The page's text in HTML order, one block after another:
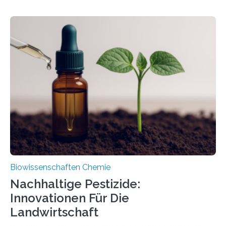
Region Kachin in Myanmar und hat sich in
ausgezeichnetem Zustand erhalten. Es konnte als neue
Art einer neuen Gattung beschrieben werden und trägt
nun den Namen Cretosabethes primaevus. Dieser erste
fossile Nachweis einer Stechmückenlarve in Bernstein
stellt gleichzeitig den ersten Fossilfund einer
Mückenlarve aus dem Mesozoikum dar, denn…
Biowissenschaften Chemie
Nachhaltige Pestizide:
Innovationen Für Die
Landwirtschaft